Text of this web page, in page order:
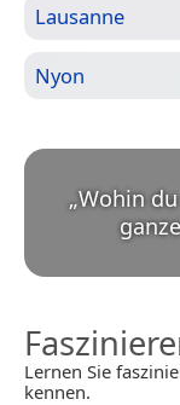
Lausanne
Nyon
„Wohin
Lernen Sie
kennen.